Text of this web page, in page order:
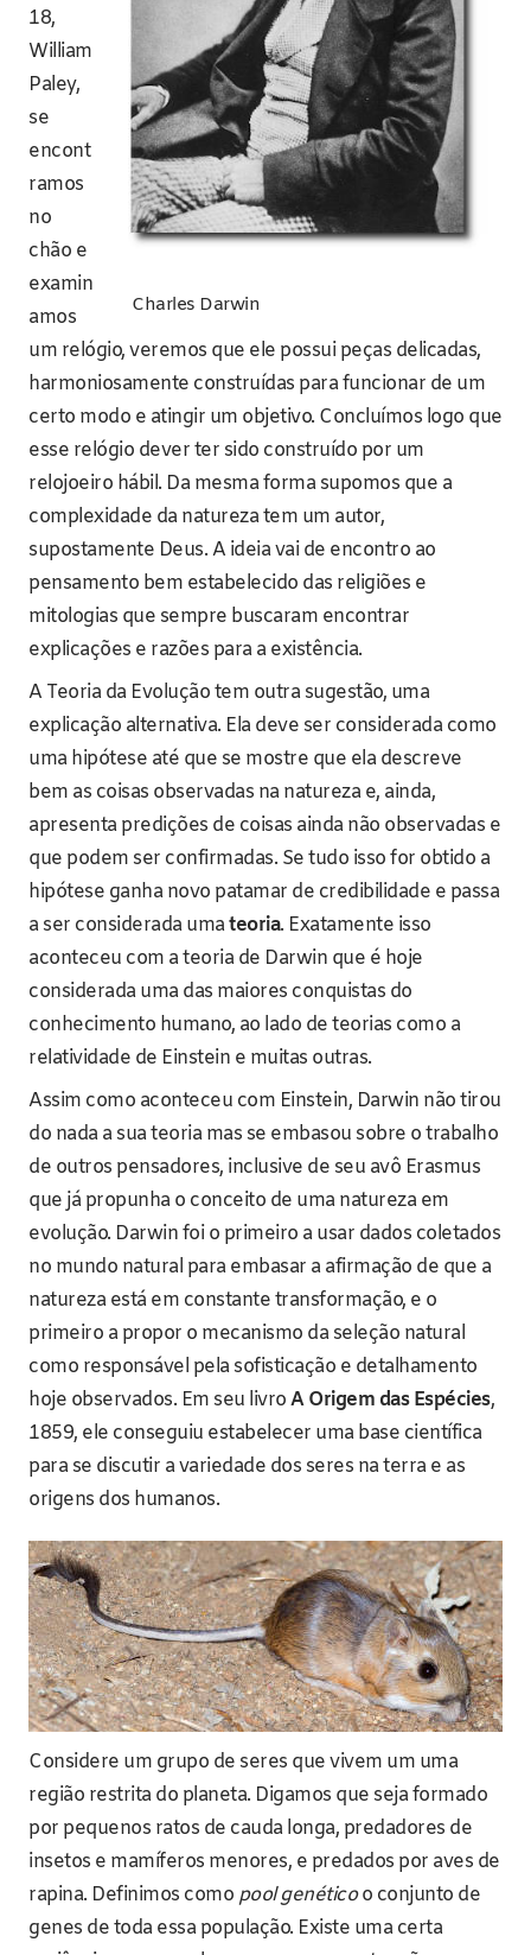
Charles Darwin
18,
William
Paley,
se
encont
ramos
no
chão e
examin
amos
um relógio, veremos que ele possui peças delicadas,
harmoniosamente construídas para funcionar de um
certo modo e atingir um objetivo. Concluímos logo que
esse relógio dever ter sido construído por um
relojoeiro hábil. Da mesma forma supomos que a
complexidade da natureza tem um autor,
supostamente Deus. A ideia vai de encontro ao
pensamento bem estabelecido das religiões e
mitologias que sempre buscaram encontrar
explicações e razões para a existência.
A Teoria da Evolução tem outra sugestão, uma
explicação alternativa. Ela deve ser considerada como
uma hipótese até que se mostre que ela descreve
bem as coisas observadas na natureza e, ainda,
apresenta predições de coisas ainda não observadas e
que podem ser confirmadas. Se tudo isso for obtido a
hipótese ganha novo patamar de credibilidade e passa
a ser considerada umateoria. Exatamente isso
aconteceu com a teoria de Darwin que é hoje
considerada uma das maiores conquistas do
conhecimento humano, ao lado de teorias como a
relatividade de Einstein e muitas outras.
Assim como aconteceu com Einstein, Darwin não tirou
do nada a sua teoria mas se embasou sobre o trabalho
de outros pensadores, inclusive de seu avô Erasmus
que já propunha o conceito de uma natureza em
evolução. Darwin foi o primeiro a usar dados coletados
no mundo natural para embasar a afirmação de que a
natureza está em constante transformação, e o
primeiro a propor o mecanismo da seleção natural
como responsável pela sofisticação e detalhamento
hoje observados. Em seu livroA Origem das Espécies,
1859, ele conseguiu estabelecer uma base científica
para se discutir a variedade dos seres na terra e as
origens dos humanos.
Considere um grupo de seres que vivem um uma
região restrita do planeta. Digamos que seja formado
por pequenos ratos de cauda longa, predadores de
insetos e mamíferos menores, e predados por aves de
rapina. Definimos como pool genéticoo conjunto de
genes de toda essa população. Existe uma certa